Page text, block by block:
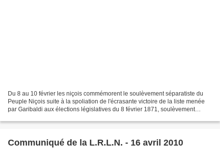
Du 8 au 10 février les niçois commémorent le soulèvement séparatiste du
Peuple Niçois suite à la spoliation de l'écrasante victoire de la liste menée
par Garibaldi aux élections législatives du 8 février 1871, soulèvement
Communiqué de la L.R.L.N. - 16 avril 2010